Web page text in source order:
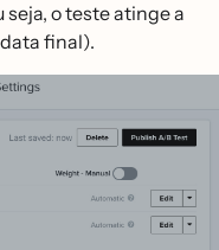
o teste atinge a
final).